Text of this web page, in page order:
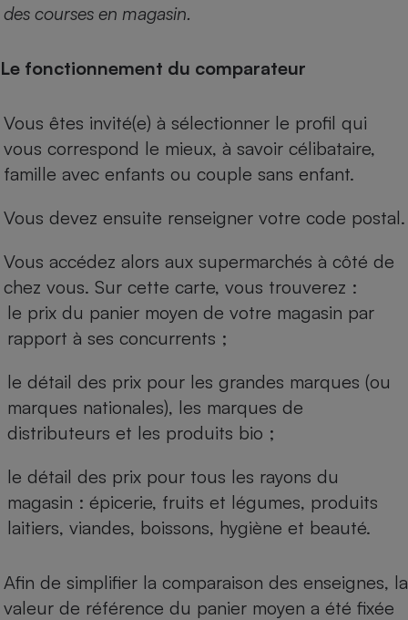
des courses en magasin.
Le fonctionnement du comparateur
Vous êtes invité(e) à sélectionner le profil qui
vous correspond le mieux, à savoir célibataire,
famille avec enfants ou couple sans enfant.
Vous devez ensuite renseigner votre code postal.
Vous accédez alors aux supermarchés à côté de
chez vous. Sur cette carte, vous trouverez :
le prix du panier moyen de votre magasin par
rapport à ses concurrents ;
le détail des prix pour les grandes marques (ou
marques nationales), les marques de
distributeurs et les produits bio ;
le détail des prix pour tous les rayons du
magasin : épicerie, fruits et légumes, produits
laitiers, viandes, boissons, hygiène et beauté.
Afin de simplifier la comparaison des enseignes, la
valeur de référence du panier moyen a été fixée